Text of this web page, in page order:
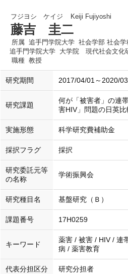
フジヨシ ケイジ Keiji Fujiyoshi
藤吉 圭二
所属 追手門学院大学 社会学部 社会学
追手門学院大学 大学院 現代社会文化
職種 教授
研究期間 2017/04/01～2020/
研究課題
何が「被害者」の連
害HIV」問題の日英比
実施形態 科学研究費補助金
採択フラグ 採択
研究委託元等
の名称
学術振興会
研究種目名 基盤研究（Ｂ）
課題番号 17H0259
キーワード
薬害 / 被害 / HIV / 連
病 / 薬害教育
代表分担区分 研究分担者